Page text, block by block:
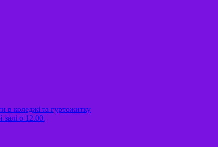
в коледжі та гуртожитку
о 12.00.